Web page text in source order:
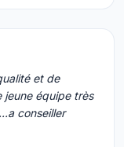
et de
jeune équipe très
conseiller